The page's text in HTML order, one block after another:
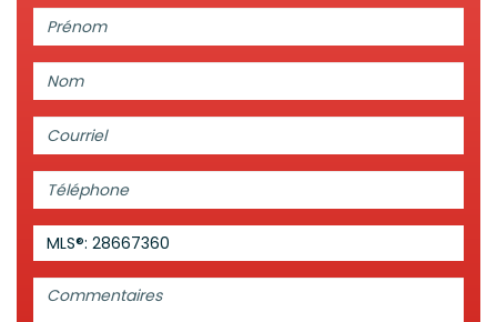
Prénom:
Courriel:
Téléphone:
MLS®: 28667360
Commentaires: